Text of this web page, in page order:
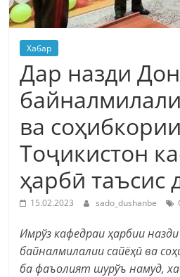
Хабар
Дар назди
ва соҳибкории
Тоҷикистон
ҳарбӣ таъсис
15.02.2023 sado_dushanbe
Имрўз кафедраи ҳарбии
байналмилалии сайёҳӣ ва
ба фаъолият шурўъ намуд,